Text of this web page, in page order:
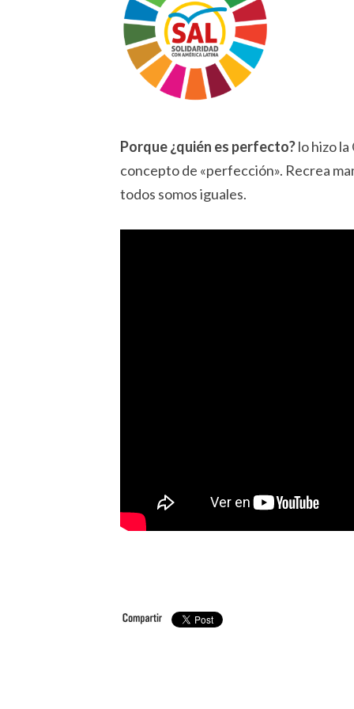
Porque ¿quién es perfecto?lo hizo la
concepto de «perfección». Recrea
todos somos iguales.